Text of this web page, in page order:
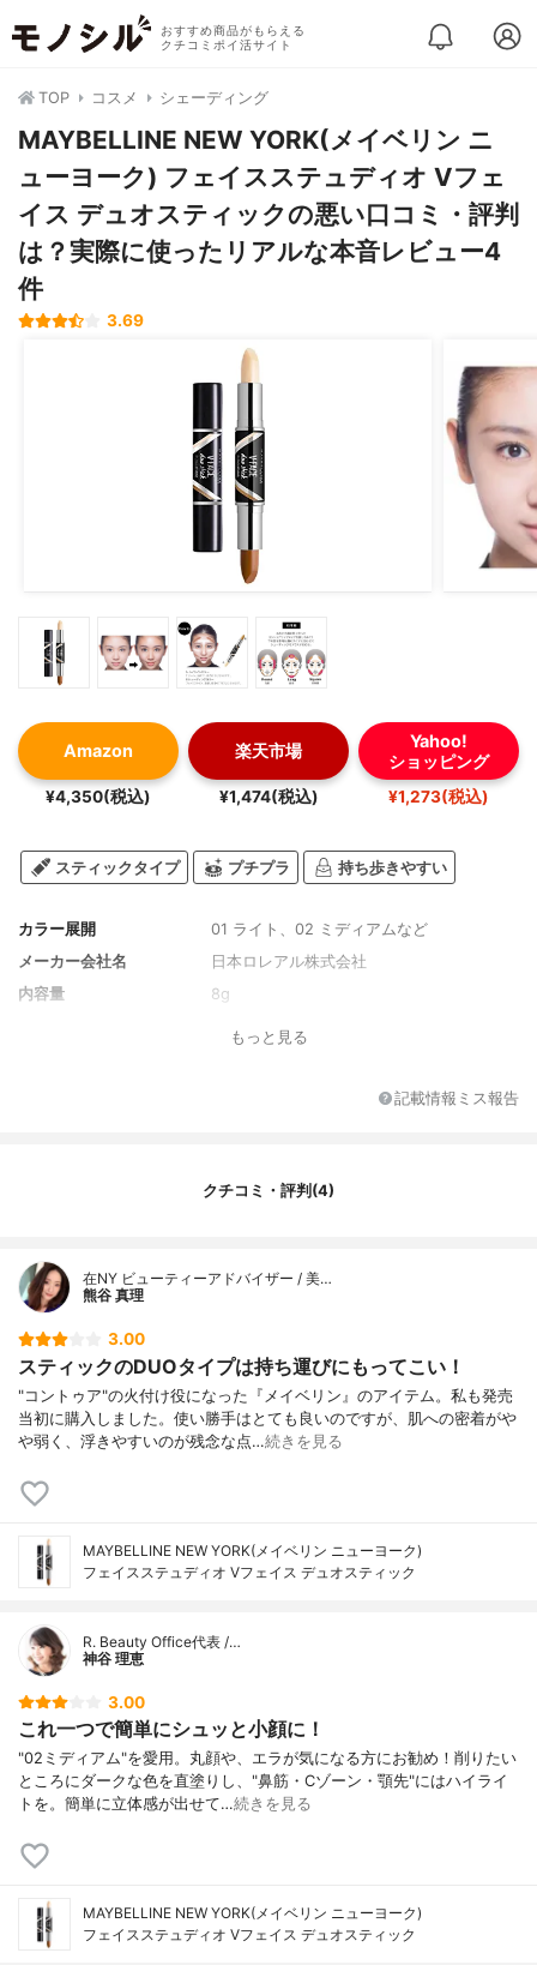
おすすめ商品がもらえる
クチコミポイ活サイト
TOP コスメ シェーディング
MAYBELLINE NEW YORK(メイベリン ニ
ューヨーク) フェイスステュディオ Vフェ
イス デュオスティックの悪い口コミ・評判
は？実際に使ったリアルな本音レビュー4
件
3.69
Amazon
¥4,350(税込)
楽天市場
¥1,474(税込)
Yahoo!
ショッピング
¥1,273(税込)
スティックタイプ プチプラ 持ち歩きやすい
カラー展開
01 ライト、02 ミディアムなど
メーカー会社名
日本ロレアル株式会社
内容量
8g
もっと見る
記載情報ミス報告
クチコミ・評判(4)
在NY ビューティーアドバイザー / 美…
熊谷 真理
3.00
スティックのDUOタイプは持ち運びにもってこい！
"コントゥア"の火付け役になった『メイベリン』のアイテム。私も発売
当初に購入しました。使い勝手はとても良いのですが、肌への密着がや
や弱く、浮きやすいのが残念な点…続きを見る
MAYBELLINE NEW YORK(メイベリン ニューヨーク)
フェイスステュディオ Vフェイス デュオスティック
R. Beauty Office代表 /…
神谷 理恵
3.00
これ一つで簡単にシュッと小顔に！
"02ミディアム"を愛用。丸顔や、エラが気になる方にお勧め！削りたい
ところにダークな色を直塗りし、"鼻筋・Cゾーン・顎先"にはハイライ
トを。簡単に立体感が出せて…続きを見る
MAYBELLINE NEW YORK(メイベリン ニューヨーク)
フェイスステュディオ Vフェイス デュオスティック